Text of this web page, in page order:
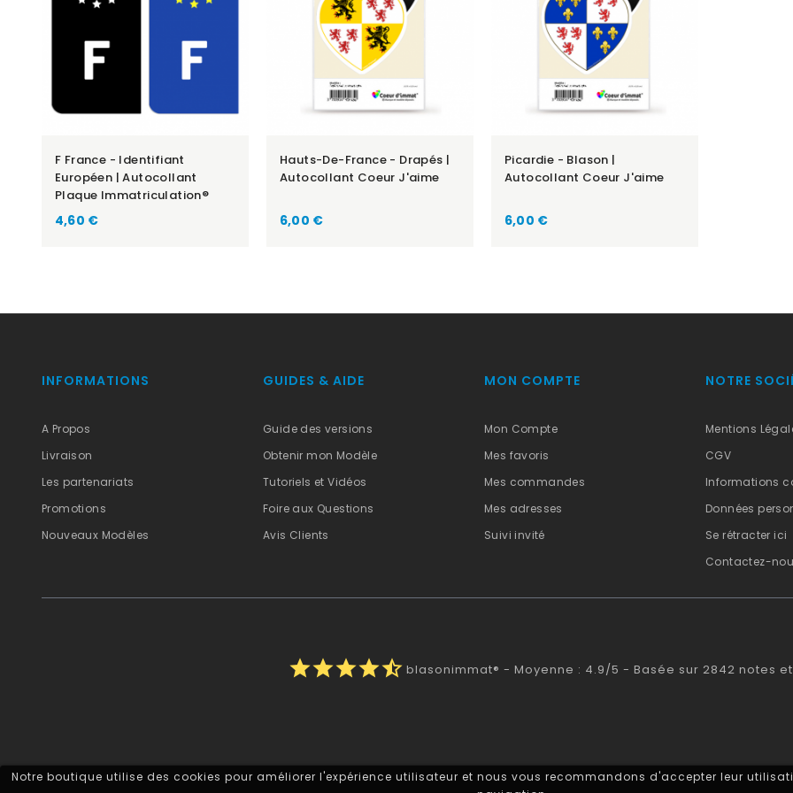
Notre boutique utilise des cookies pour améliorer l'expérience utilisateur et nous vous recommandons d'accepter leur
F France - Identifiant
Européen | Autocollant
Plaque Immatriculation®
Prix
4,60 €
Hauts-De-France - Drapés |
Autocollant Coeur J'aime
Prix
6,00 €
Picardie - Blason |
Autocollant Coeur J'aime
Prix
6,00 €
INFORMATIONS
A Propos
Livraison
Les partenariats
Promotions
Nouveaux Modèles
GUIDES & AIDE
Guide des versions
Obtenir mon Modèle
Tutoriels et Vidéos
Foire aux Questions
Avis Clients
MON COMPTE
Mon Compte
Mes favoris
Mes commandes
Mes adresses
Suivi invité
NOTRE
Mentions
CGV
Informations
Données
Se rétracter ici
Contactez-
starstarstarstarstar_half blasonimmat® - Moyenne : 4.9/5 - Basée sur 2842 notes et